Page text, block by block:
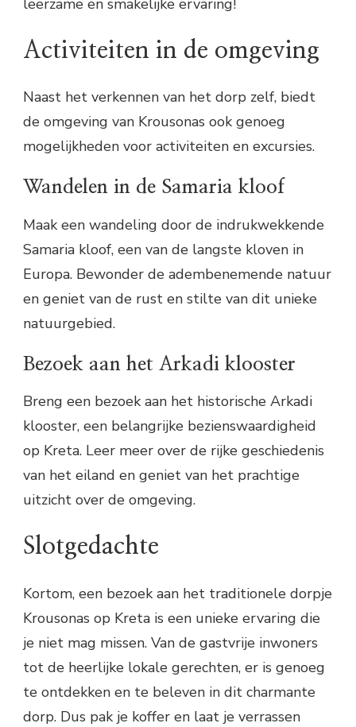
Activiteiten in de omgeving
Naast het verkennen van het dorp zelf, biedt
de omgeving van Krousonas ook genoeg
mogelijkheden voor activiteiten en excursies.
Wandelen in de Samaria kloof
Maak een wandeling door de indrukwekkende
Samaria kloof, een van de langste kloven in
Europa. Bewonder de adembenemende natuur
en geniet van de rust en stilte van dit unieke
natuurgebied.
Bezoek aan het Arkadi klooster
Breng een bezoek aan het historische Arkadi
klooster, een belangrijke bezienswaardigheid
op Kreta. Leer meer over de rijke geschiedenis
van het eiland en geniet van het prachtige
uitzicht over de omgeving.
Slotgedachte
Kortom, een bezoek aan het traditionele dorpje
Krousonas op Kreta is een unieke ervaring die
je niet mag missen. Van de gastvrije inwoners
tot de heerlijke lokale gerechten, er is genoeg
te ontdekken en te beleven in dit charmante
dorp. Dus pak je koffer en laat je verrassen